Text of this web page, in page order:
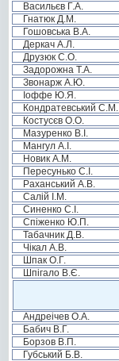
Васильєв Г.А.
Гнатюк Д.М.
Гошовська В.А.
Деркач А.Л.
Друзюк С.О.
Задорожна Т.А.
Звонарж А.Ю.
Іоффе Ю.Я.
Кондратевський С.М.
Костусєв О.О.
Мазуренко В.І.
Мангул А.І.
Новик А.М.
Пересунько С.І.
Раханський А.В.
Салій І.М.
Синенко С.І.
Спіженко Ю.П.
Табачник Д.В.
Чікал А.В.
Шпак О.Г.
Шпігало В.Є.
Андреічев О.А.
Бабич В.Г.
Борзов В.П.
Губський Б.В.